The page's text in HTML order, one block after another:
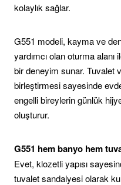
kolaylık sağlar.
G551 modeli, kayma ve
yardımcı olan oturma alanı
bir deneyim sunar. Tuvalet
birleştirmesi sayesinde
engelli bireylerin günlük
oluşturur.
G551 hem banyo hem
Evet, klozetli yapısı
tuvalet sandalyesi olarak